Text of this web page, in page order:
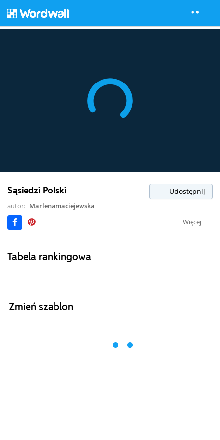
Sąsiedzi Polski Udostępnij
autor: Marlenamaciejewska
Więcej
Tabela rankingowa
Zmień szablon